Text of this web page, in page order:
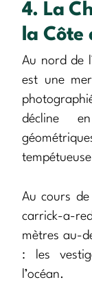
4. La
la Côte
Au nord de
est une
décline
Au cours
carrick-a-
mètres au-
: les
l’océan.